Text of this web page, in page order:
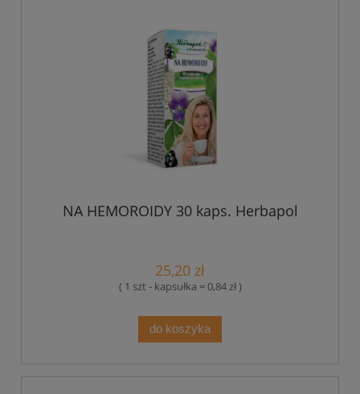
NA HEMOROIDY 30 kaps. Herbapol
25,20 zł
( 1 szt - kapsułka = 0,84 zł )
do koszyka